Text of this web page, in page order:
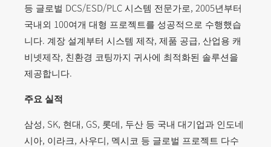
등 글로벌 DCS/ESD/PLC 시스템 전문가로, 2005년부터
국내외 100여개 대형 프로젝트를 성공적으로 수행했습
니다. 계장 설계부터 시스템 제작, 제품 공급, 산업용 캐
비넷제작, 친환경 코팅까지 귀사에 최적화된 솔루션을
제공합니다.
주요 실적
삼성, SK, 현대, GS, 롯데, 두산 등 국내 대기업과 인도네
시아, 이라크, 사우디, 멕시코 등 글로벌 프로젝트 다수